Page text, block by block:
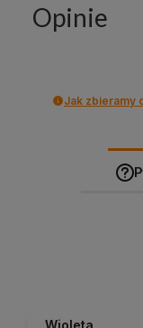
Opinie
Jak zbieramy